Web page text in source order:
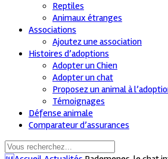
Reptiles
Animaux étranges
Associations
Ajoutez une association
Histoires d’adoptions
Adopter un Chien
Adopter un chat
Proposez un animal à
Témoignages
Défense animale
Comparateur d’assurances